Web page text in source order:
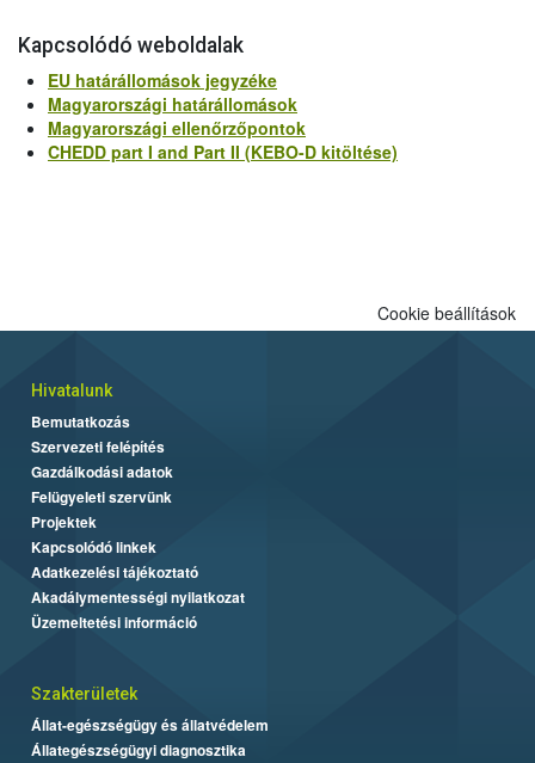
Kapcsolódó weboldalak
EU határállomások jegyzéke
Magyarországi határállomások
Magyarországi ellenőrzőpontok
CHEDD part I and Part II (KEBO-D kitöltése)
Cookie beállítások
Hivatalunk
Bemutatkozás
Szervezeti felépítés
Gazdálkodási adatok
Felügyeleti szervünk
Projektek
Kapcsolódó linkek
Adatkezelési tájékoztató
Akadálymentességi nyilatkozat
Üzemeltetési információ
Szakterületek
Állat-egészségügy és állatvédelem
Állategészségügyi diagnosztika